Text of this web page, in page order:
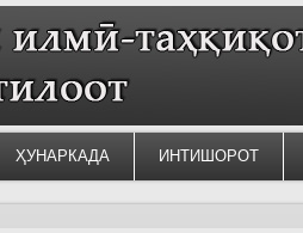
ҲУНАРКАДА ИНТИШОРОТ